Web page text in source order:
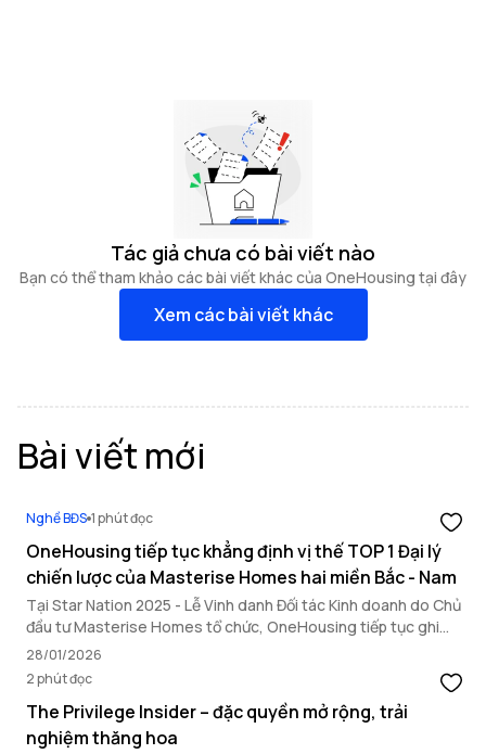
Tác giả chưa có bài viết nào
Bạn có thể tham khảo các bài viết khác của OneHousing tại đây
Xem các bài viết khác
Bài viết mới
Nghề BĐS 1 phút đọc
OneHousing tiếp tục khẳng định vị thế TOP 1 Đại lý
chiến lược của Masterise Homes hai miền Bắc - Nam
Tại Star Nation 2025 - Lễ Vinh danh Đối tác Kinh doanh do Chủ
đầu tư Masterise Homes tổ chức, OneHousing tiếp tục ghi
dấu ấn nổi bật với loạt thành tích quan trọng, khẳng định năng
lực triển khai toàn diện và vai trò đối tác chiến lược hàng đầu.
28/01/2026
2 phút đọc
The Privilege Insider – đặc quyền mở rộng, trải
nghiệm thăng hoa